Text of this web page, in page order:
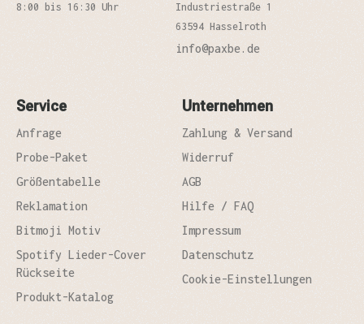
8:00 bis 16:30 Uhr
Industriestraße 1
63594 Hasselroth
info@paxbe.de
Service
Anfrage
Probe-Paket
Größentabelle
Reklamation
Bitmoji Motiv
Spotify Lieder-Cover
Rückseite
Produkt-Katalog
Unternehmen
Zahlung & Versand
Widerruf
AGB
Hilfe / FAQ
Impressum
Datenschutz
Cookie-Einstellungen